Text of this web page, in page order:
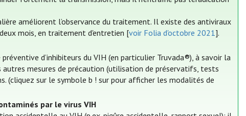
améliorent l’observance du traitement. Il existe des antiviraux
mois, en traitement d'entretien [voir Folia d'octobre 2021].
d’inhibiteurs du VIH (en particulier Truvada®), à savoir la
autres mesures de précaution (utilisation de préservatifs, tests
(cliquez sur le symbole b ! sur pour afficher les modalités de
par le virus VIH